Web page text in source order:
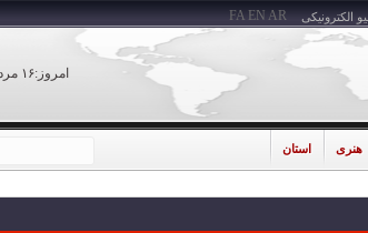
الکترونیکی
امروز:۱۶ مرداد ۰۵
FA EN AR
هنری استان